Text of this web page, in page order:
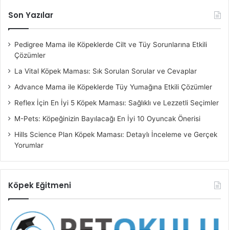
Son Yazılar
Pedigree Mama ile Köpeklerde Cilt ve Tüy Sorunlarına Etkili
Çözümler
La Vital Köpek Maması: Sık Sorulan Sorular ve Cevaplar
Advance Mama ile Köpeklerde Tüy Yumağına Etkili Çözümler
Reflex İçin En İyi 5 Köpek Maması: Sağlıklı ve Lezzetli Seçimler
M-Pets: Köpeğinizin Bayılacağı En İyi 10 Oyuncak Önerisi
Hills Science Plan Köpek Maması: Detaylı İnceleme ve Gerçek
Yorumlar
Köpek Eğitmeni